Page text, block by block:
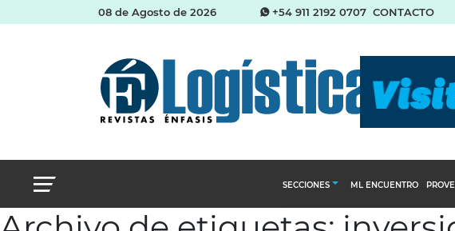
08 de Agosto de 2026 +54 911 2192 0707 CONTACTO
SECCIONES ML ENCUENTRO